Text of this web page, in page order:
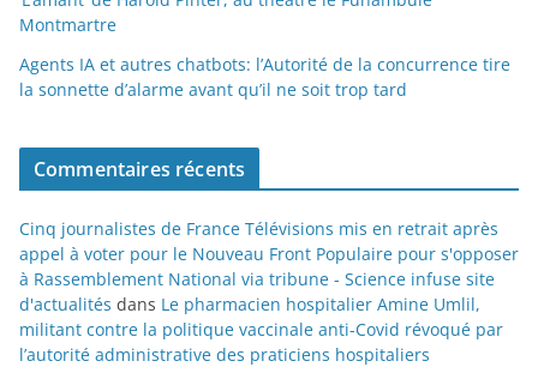
Montmartre
Agents IA et autres chatbots: l’Autorité de la concurrence tire
la sonnette d’alarme avant qu’il ne soit trop tard
Commentaires récents
Cinq journalistes de France Télévisions mis en retrait après
appel à voter pour le Nouveau Front Populaire pour s'opposer
à Rassemblement National via tribune - Science infuse site
d'actualités dans Le pharmacien hospitalier Amine Umlil,
militant contre la politique vaccinale anti-Covid révoqué par
l’autorité administrative des praticiens hospitaliers